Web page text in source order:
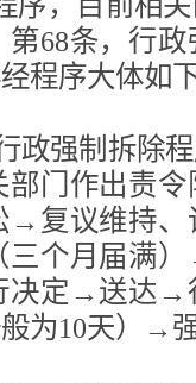
68条，行
程序大体如
政强制拆除
门作出责
复议维持、
三个月届满
决定→送达
为10天）→